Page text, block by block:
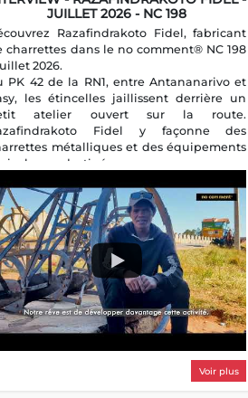
JUILLET 2026 - NC 198
Razafindrakoto Fidel, fabricant
charrettes dans le no comment® NC 198
2026.
PK 42 de la RN1, entre Antananarivo et
les étincelles jaillissent derrière un
atelier ouvert sur la route.
Fidel y façonne des
métalliques et des équipements
destinés aux campagnes
il perpétue un métier discret mais
Voir plus